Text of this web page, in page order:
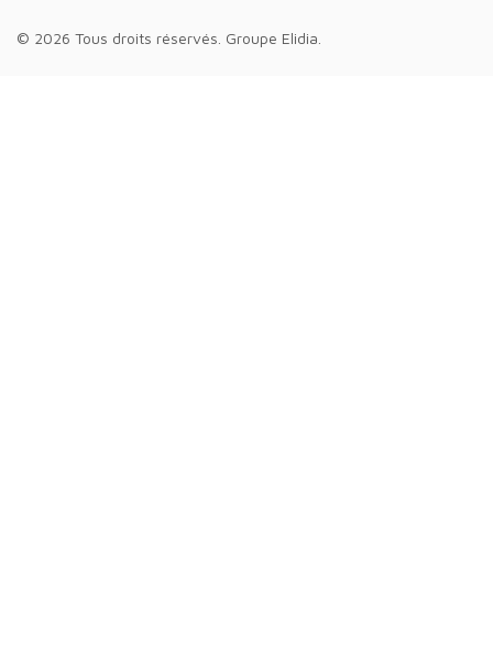
© 2026 Tous droits réservés. Groupe Elidia